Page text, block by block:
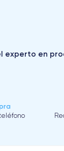
experto en